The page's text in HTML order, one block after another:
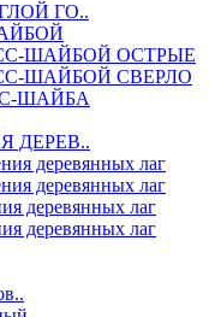
ГО..
ШАЙБОЙ ОСТРЫЕ
ШАЙБОЙ СВЕРЛО
ШАЙБА
ДЕРЕВ..
деревянных лаг
деревянных лаг
деревянных лаг
деревянных лаг